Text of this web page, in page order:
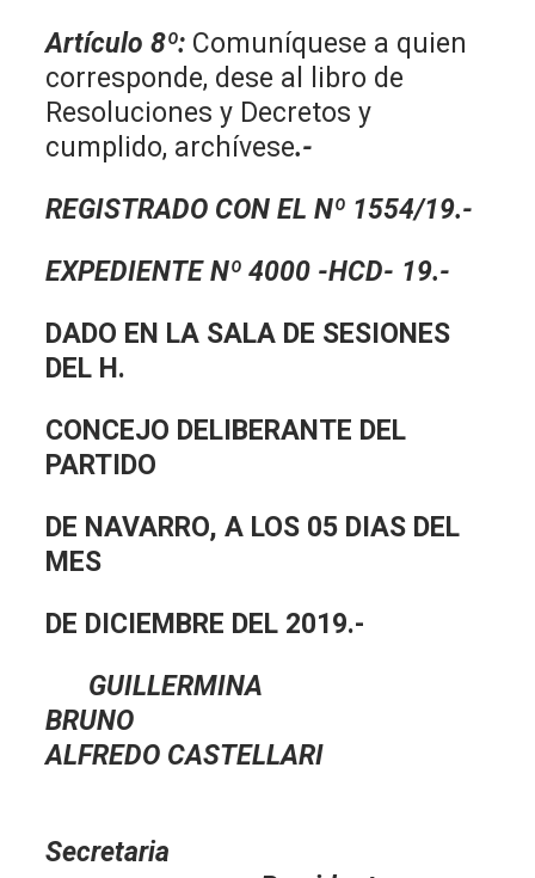
Artículo 8º: Comuníquese a quien
corresponde, dese al libro de
Resoluciones y Decretos y
cumplido, archívese.-
REGISTRADO CON EL Nº 1554/19.-
EXPEDIENTE Nº 4000 -HCD- 19.-
DADO EN LA SALA DE SESIONES
DEL H.
CONCEJO DELIBERANTE DEL
PARTIDO
DE NAVARRO, A LOS 05 DIAS DEL
MES
DE DICIEMBRE DEL 2019.-
GUILLERMINA
BRUNO
ALFREDO CASTELLARI
Secretaria